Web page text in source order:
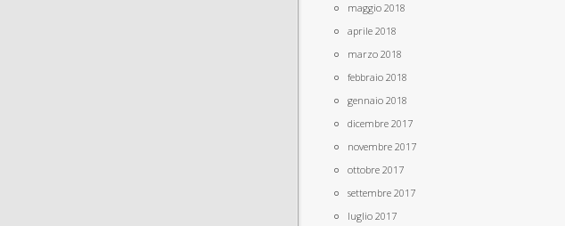
maggio 2018
aprile 2018
marzo 2018
febbraio 2018
gennaio 2018
dicembre 2017
novembre 2017
ottobre 2017
settembre 2017
luglio 2017